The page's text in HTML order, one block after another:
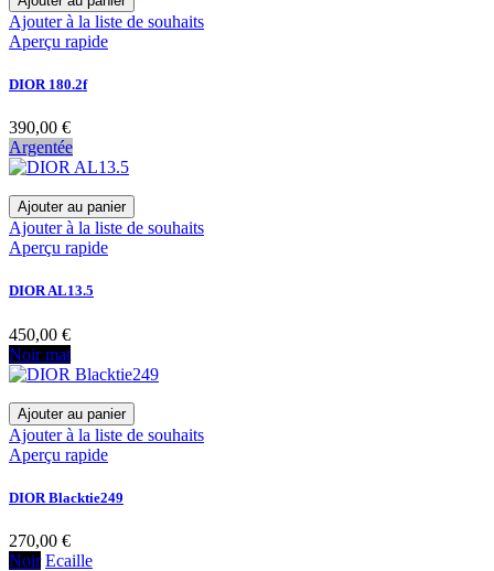
Ajouter à la liste de souhaits
Aperçu rapide
DIOR 180.2f
390,00 €
Argentée
Ajouter au panier
Ajouter à la liste de souhaits
Aperçu rapide
DIOR AL13.5
450,00 €
Noir mat
Ajouter au panier
Ajouter à la liste de souhaits
Aperçu rapide
DIOR Blacktie249
270,00 €
Noir Ecaille